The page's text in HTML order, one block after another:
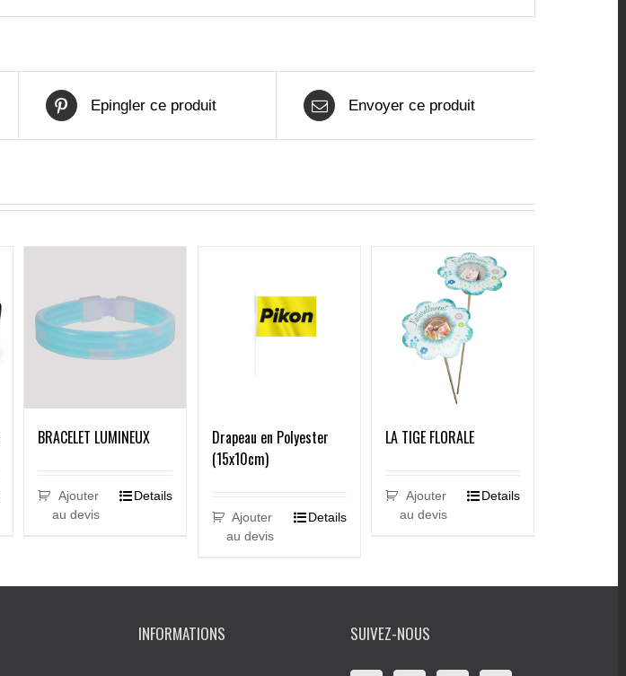
Epingler ce produit Envoyer ce produit
BRACELET LUMINEUX
Ajouter
au devis
Details
Drapeau en Polyester
(15x10cm)
Ajouter
au devis
Details
LA TIGE FLORALE
Ajouter
au devis
Details
INFORMATIONS SUIVEZ-NOUS